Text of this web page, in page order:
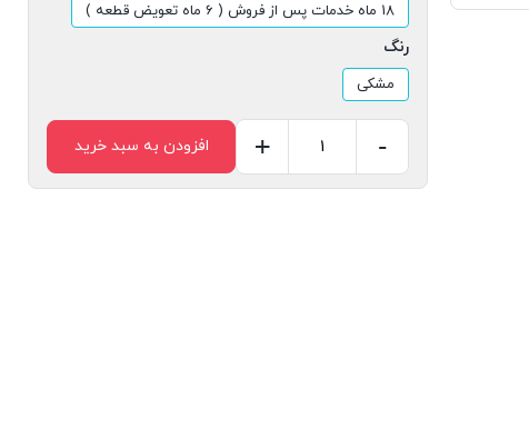
18 ماه خدمات پس از فروش ( 6 ماه تعویض قطعه )
رنگ
مشکی
بلوتوثی
-
+ افزودن به سبد خرید